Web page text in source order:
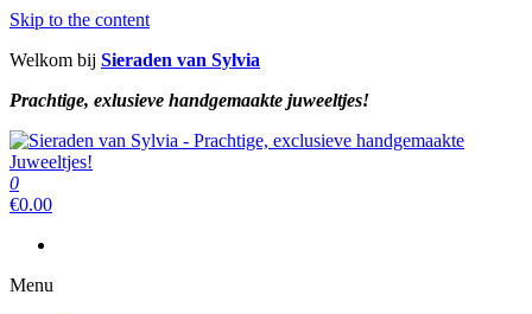
Skip to the content
Welkom bij Sieraden van Sylvia
Prachtige, exlusieve handgemaakte juweeltjes!
Sieraden van Sylvia
Prachtige, exclusieve handgemaakte juweeltjes!
Sieraden van Sylvia
Prachtige, exclusieve handgemaakte juweeltjes!
0
€0.00
Menu